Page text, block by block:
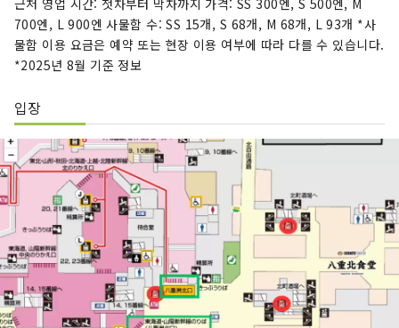
근처 영업 시간: 첫차부터 막차까지 가격: SS 300엔, S 500엔, M
700엔, L 900엔 사물함 수: SS 15개, S 68개, M 68개, L 93개 *사
물함 이용 요금은 예약 또는 현장 이용 여부에 따라 다를 수 있습니다.
*2025년 8월 기준 정보
입장